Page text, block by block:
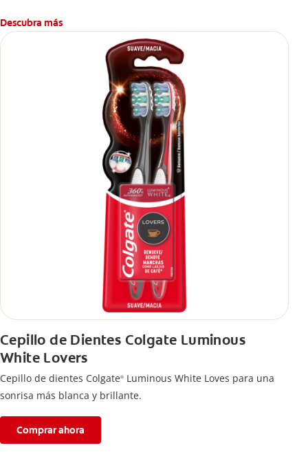
Descubra más
Cepillo de Dientes Colgate Luminous
White Lovers
Cepillo de dientes Colgate® Luminous White Loves para una
sonrisa más blanca y brillante.
Comprar ahora